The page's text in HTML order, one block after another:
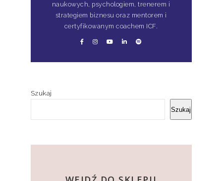
naukowych, psychologiem, trenerem i
strategiem biznesu oraz mentorem i
certyfikowanym coachem ICF.
Szukaj
Szukaj
kup teraz